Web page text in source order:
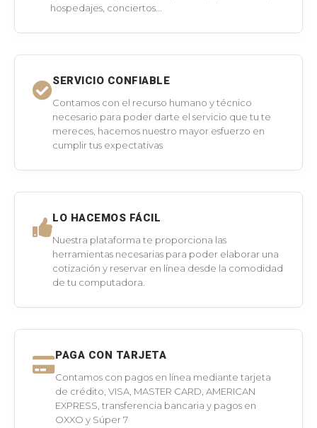
hospedajes, conciertos...
SERVICIO CONFIABLE
Contamos con el recurso humano y técnico
necesario para poder darte el servicio que tu te
mereces, hacemos nuestro mayor esfuerzo en
cumplir tus expectativas
LO HACEMOS FÁCIL
Nuestra plataforma te proporciona las
herramientas necesarias para poder elaborar una
cotización y reservar en línea desde la comodidad
de tu computadora.
PAGA CON TARJETA
Contamos con pagos en línea mediante tarjeta
de crédito, VISA, MASTER CARD, AMERICAN
EXPRESS, transferencia bancaria y pagos en
OXXO y Súper 7